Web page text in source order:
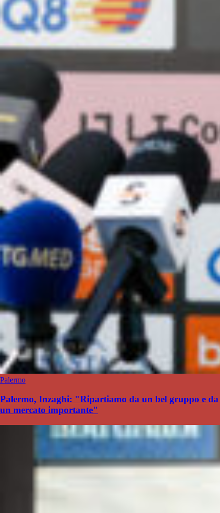
Palermo
Palermo, Inzaghi: "Ripartiamo da un bel gruppo e da
un mercato importante"